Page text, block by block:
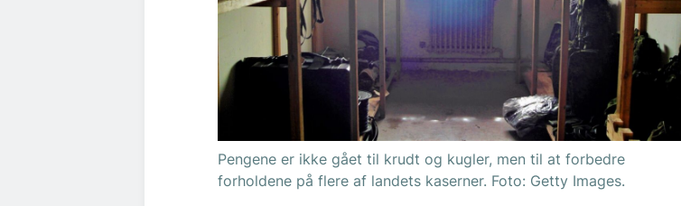
Pengene er ikke gået til krudt og kugler, men til at forbedre
forholdene på flere af landets kaserner. Foto: Getty Images.